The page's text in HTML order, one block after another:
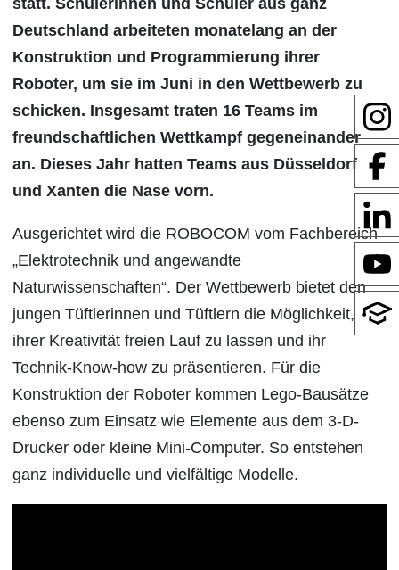
statt. Schülerinnen und Schüler aus ganz
Deutschland arbeiteten monatelang an der
Konstruktion und Programmierung ihrer
Roboter, um sie im Juni in den Wettbewerb zu
schicken. Insgesamt traten 16 Teams im
freundschaftlichen Wettkampf gegeneinander
an. Dieses Jahr hatten Teams aus Düsseldorf
und Xanten die Nase vorn.
Ausgerichtet wird die ROBOCOM vom Fachbereich
„Elektrotechnik und angewandte
Naturwissenschaften“. Der Wettbewerb bietet den
jungen Tüftlerinnen und Tüftlern die Möglichkeit,
ihrer Kreativität freien Lauf zu lassen und ihr
Technik-Know-how zu präsentieren. Für die
Konstruktion der Roboter kommen Lego-Bausätze
ebenso zum Einsatz wie Elemente aus dem 3-D-
Drucker oder kleine Mini-Computer. So entstehen
ganz individuelle und vielfältige Modelle.